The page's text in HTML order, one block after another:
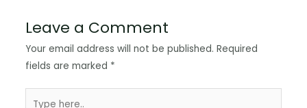
Leave a Comment
Your email address will not be published. Required
fields are marked *